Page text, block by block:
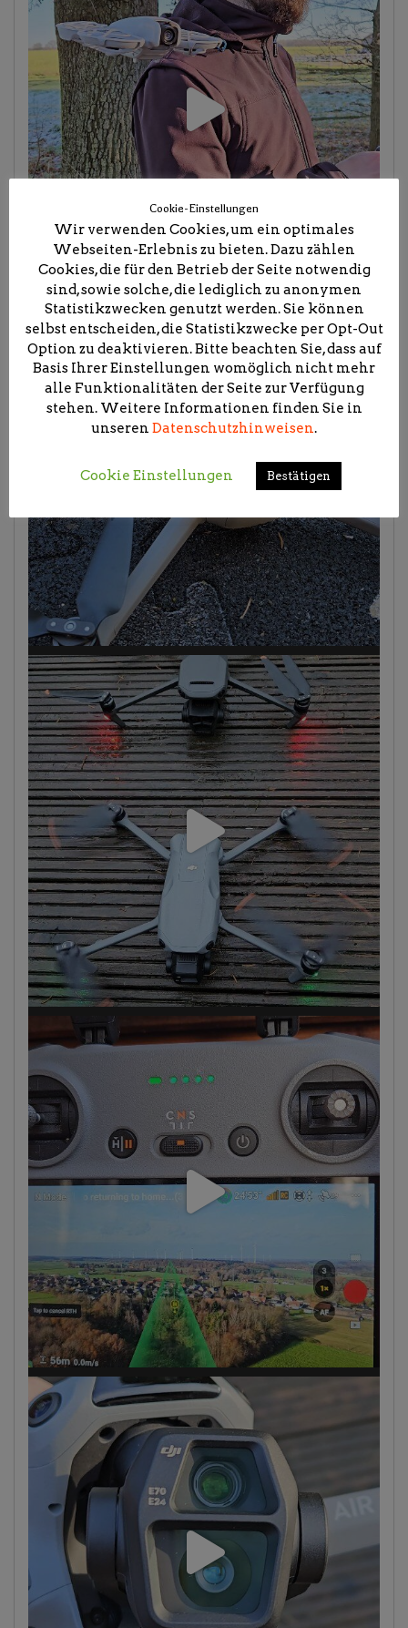
Cookie-Einstellungen
Wir verwenden Cookies, um ein optimales
Webseiten-Erlebnis zu bieten. Dazu zählen
Cookies, die für den Betrieb der Seite notwendig
sind, sowie solche, die lediglich zu anonymen
Statistikzwecken genutzt werden. Sie können
selbst entscheiden, die Statistikzwecke per Opt-Out
Option zu deaktivieren. Bitte beachten Sie, dass auf
Basis Ihrer Einstellungen womöglich nicht mehr
alle Funktionalitäten der Seite zur Verfügung
stehen. Weitere Informationen finden Sie in
unseren Datenschutzhinweisen.
Cookie Einstellungen Bestätigen